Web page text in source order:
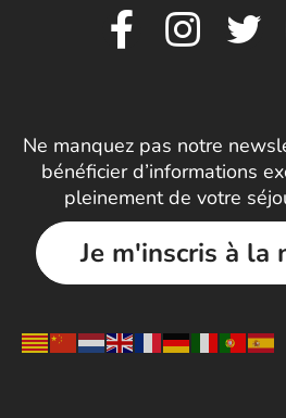
Ne manquez pas notre
bénéficier d’informations
pleinement de votre
Je m'inscris à la